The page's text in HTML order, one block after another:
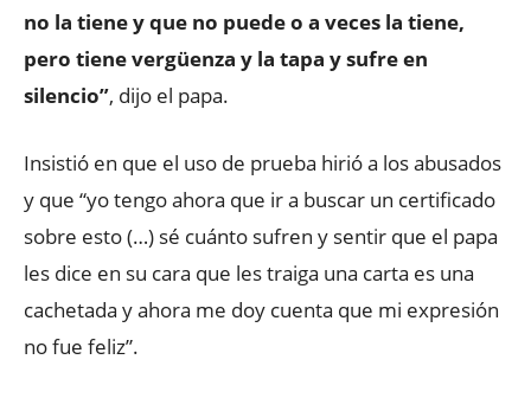
no la tiene y que no puede o a veces la tiene,
pero tiene vergüenza y la tapa y sufre en
silencio”, dijo el papa.
Insistió en que el uso de prueba hirió a los abusados
y que “yo tengo ahora que ir a buscar un certificado
sobre esto (…) sé cuánto sufren y sentir que el papa
les dice en su cara que les traiga una carta es una
cachetada y ahora me doy cuenta que mi expresión
no fue feliz”.